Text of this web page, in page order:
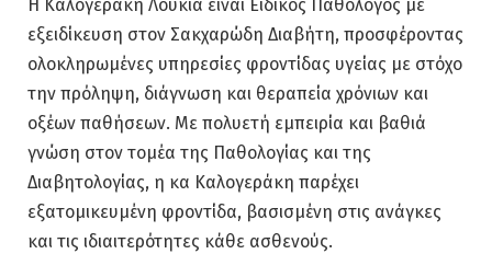
Η Καλογεράκη Λουκία είναι Ειδικός Παθολόγος με
εξειδίκευση στον Σακχαρώδη Διαβήτη, προσφέροντας
ολοκληρωμένες υπηρεσίες φροντίδας υγείας με στόχο
την πρόληψη, διάγνωση και θεραπεία χρόνιων και
οξέων παθήσεων. Με πολυετή εμπειρία και βαθιά
γνώση στον τομέα της Παθολογίας και της
Διαβητολογίας, η κα Καλογεράκη παρέχει
εξατομικευμένη φροντίδα, βασισμένη στις ανάγκες
και τις ιδιαιτερότητες κάθε ασθενούς.